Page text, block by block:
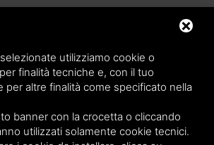
utilizziamo cookie o
finalità tecniche e, con il tuo
per altre finalità come specificato nella
banner con la crocetta o cliccando
utilizzati solamente cookie tecnici.